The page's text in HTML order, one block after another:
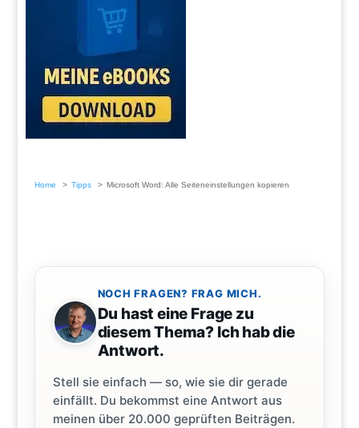
Home Tipps Microsoft Word: Alle Seiteneinstellungen kopieren
NOCH FRAGEN? FRAG MICH.
Du hast eine Frage zu
diesem Thema? Ich hab die
Antwort.
Stell sie einfach — so, wie sie dir gerade
einfällt. Du bekommst eine Antwort aus
meinen über 20.000 geprüften Beiträgen.